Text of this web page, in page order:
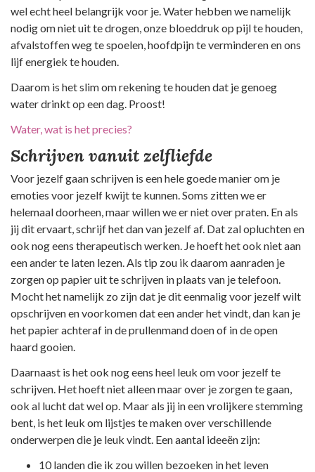
wel echt heel belangrijk voor je. Water hebben we namelijk
nodig om niet uit te drogen, onze bloeddruk op pijl te houden,
afvalstoffen weg te spoelen, hoofdpijn te verminderen en ons
lijf energiek te houden.
Daarom is het slim om rekening te houden dat je genoeg
water drinkt op een dag. Proost!
Water, wat is het precies?
Schrijven vanuit zelfliefde
Voor jezelf gaan schrijven is een hele goede manier om je
emoties voor jezelf kwijt te kunnen. Soms zitten we er
helemaal doorheen, maar willen we er niet over praten. En als
jij dit ervaart, schrijf het dan van jezelf af. Dat zal opluchten en
ook nog eens therapeutisch werken. Je hoeft het ook niet aan
een ander te laten lezen. Als tip zou ik daarom aanraden je
zorgen op papier uit te schrijven in plaats van je telefoon.
Mocht het namelijk zo zijn dat je dit eenmalig voor jezelf wilt
opschrijven en voorkomen dat een ander het vindt, dan kan je
het papier achteraf in de prullenmand doen of in de open
haard gooien.
Daarnaast is het ook nog eens heel leuk om voor jezelf te
schrijven. Het hoeft niet alleen maar over je zorgen te gaan,
ook al lucht dat wel op. Maar als jij in een vrolijkere stemming
bent, is het leuk om lijstjes te maken over verschillende
onderwerpen die je leuk vindt. Een aantal ideeën zijn:
10 landen die ik zou willen bezoeken in het leven